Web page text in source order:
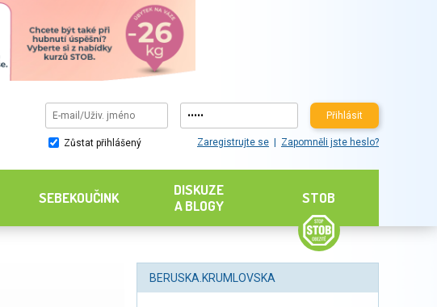
Přihlásit
Zůstat přihlášený Zaregistrujte se Zapomněli jste heslo?
SEBEKOUČINK
DISKUZE
A BLOGY
STOB
BERUSKA.KRUMLOVSKA